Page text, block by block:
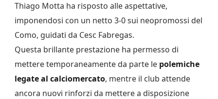
Thiago Motta ha risposto alle aspettative,
imponendosi con un netto 3-0 sui neopromossi del
Como, guidati da Cesc Fabregas.
Questa brillante prestazione ha permesso di
mettere temporaneamente da parte le polemiche
legate al calciomercato, mentre il club attende
ancora nuovi rinforzi da mettere a disposizione